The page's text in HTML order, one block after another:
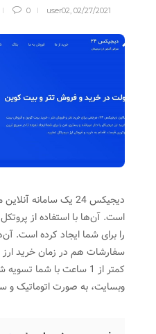
user02, 02/27/2021
0
دیجیکس 24 یک سامانه
را برای شما ایجاد کرده‌ است.
سفارشات هم در زمان خرید
کمتر از 1 ساعت با شما
وبسایت، به صورت اتوماتیک و